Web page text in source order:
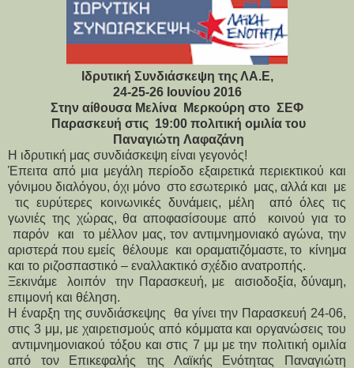
Ιδρυτική Συνδιάσκεψη της ΛΑ.Ε,
24-25-26 Ιουνίου 2016
Στην αίθουσα Μελίνα Μερκούρη στο ΣΕΦ
Παρασκευή στις 19:00 πολιτική ομιλία του
Παναγιώτη Λαφαζάνη
Η ιδρυτική μας συνδιάσκεψη είναι γεγονός!
Έπειτα από μια μεγάλη περίοδο εξαιρετικά περιεκτικού και
γόνιμου διαλόγου, όχι μόνο στο εσωτερικό μας, αλλά και με
τις ευρύτερες κοινωνικές δυνάμεις, μέλη από όλες τις
γωνιές της χώρας, θα αποφασίσουμε από κοινού για το
παρόν και το μέλλον μας, τον αντιμνημονιακό αγώνα, την
αριστερά που εμείς θέλουμε και οραματιζόμαστε, το κίνημα
και το ριζοσπαστικό – εναλλακτικό σχέδιο ανατροπής.
Ξεκινάμε λοιπόν την Παρασκευή, με αισιοδοξία, δύναμη,
επιμονή και θέληση.
Η έναρξη της συνδιάσκεψης θα γίνει την Παρασκευή 24-06,
στις 3 μμ, με χαιρετισμούς από κόμματα και οργανώσεις του
αντιμνημονιακού τόξου και στις 7 μμ με την πολιτική ομιλία
από τον Επικεφαλής της Λαϊκής Ενότητας Παναγιώτη